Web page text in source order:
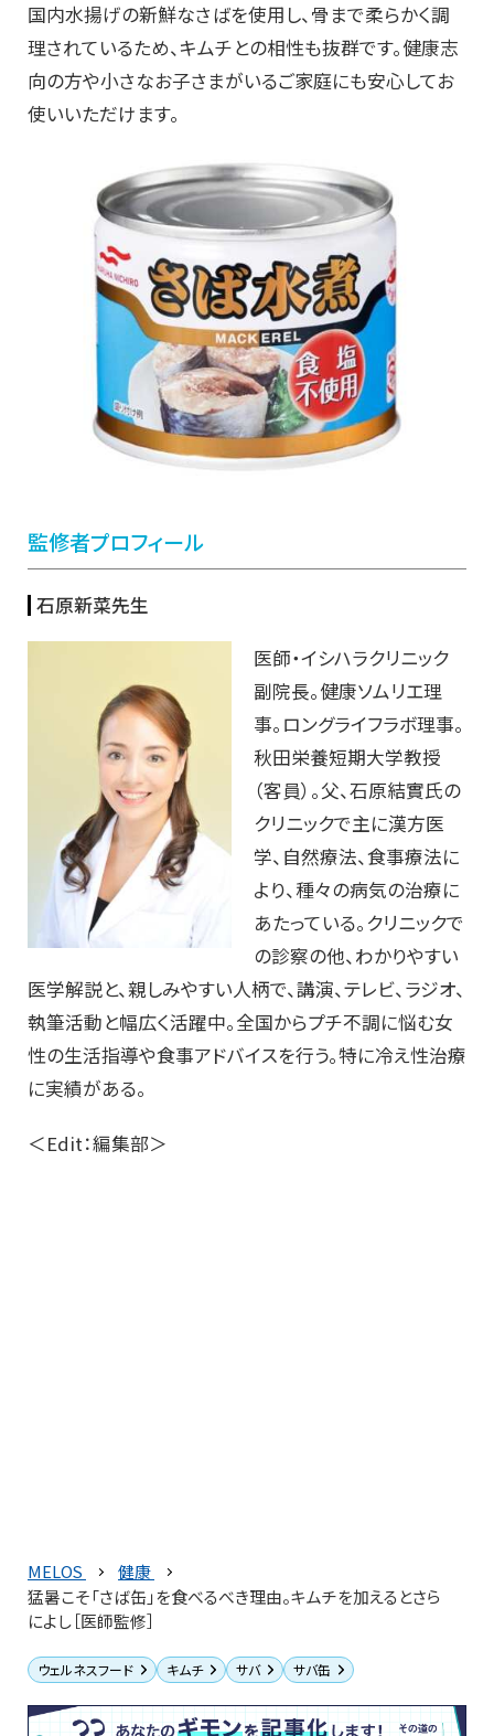
国内水揚げの新鮮なさばを使用し、骨まで柔らかく調
理されているため、キムチとの相性も抜群です。健康志
向の方や小さなお子さまがいるご家庭にも安心してお
使いいただけます。
監修者プロフィール
石原新菜先生
医師・イシハラクリニック
副院長。健康ソムリエ理
事。ロングライフラボ理事。
秋田栄養短期大学教授
（客員）。父、石原結實氏の
クリニックで主に漢方医
学、自然療法、食事療法に
より、種々の病気の治療に
あたっている。クリニックで
の診察の他、わかりやすい
医学解説と、親しみやすい人柄で、講演、テレビ、ラジオ、
執筆活動と幅広く活躍中。全国からプチ不調に悩む女
性の生活指導や食事アドバイスを行う。特に冷え性治療
に実績がある。
＜Edit：編集部＞
MELOS
健康
猛暑こそ「さば缶」を食べるべき理由。キムチを加えるとさら
によし［医師監修］
ウェルネスフード キムチ サバ サバ缶